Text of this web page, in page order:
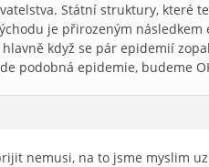
Státní struktury, které
je přirozeným
když se pár epidemií
podobná epidemie, budeme
nemusi, na to jsme myslim